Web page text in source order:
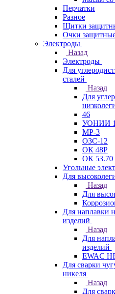
Перчатки
Разное
Щитки
Очки
Электроды
Назад
Электроды
Для
сталей
Назад
Для
46
УОНИИ
МР-3
ОЗС-12
ОК 48Р
ОК 53.70
Угольные
Для
Назад
Для
Для наплавки
изделий
Назад
Для
изделий
EWAC
Для сварки
никеля
Назад
Для